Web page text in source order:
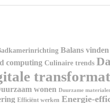
Balans vinden
computing Culinaire trends
wonen Duurzame
Efficiënt werken Energie-